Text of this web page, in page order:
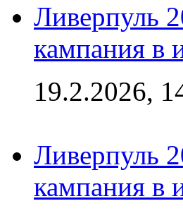
Ливерпуль
кампания в
19.2.2026,
Ливерпуль
кампания в